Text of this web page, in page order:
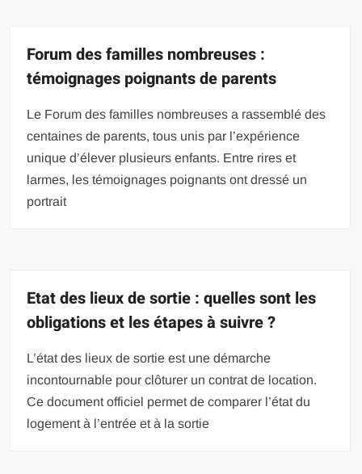
Forum des familles nombreuses :
témoignages poignants de parents
Le Forum des familles nombreuses a rassemblé des
centaines de parents, tous unis par l’expérience
unique d’élever plusieurs enfants. Entre rires et
larmes, les témoignages poignants ont dressé un
portrait
Etat des lieux de sortie : quelles sont les
obligations et les étapes à suivre ?
L’état des lieux de sortie est une démarche
incontournable pour clôturer un contrat de location.
Ce document officiel permet de comparer l’état du
logement à l’entrée et à la sortie